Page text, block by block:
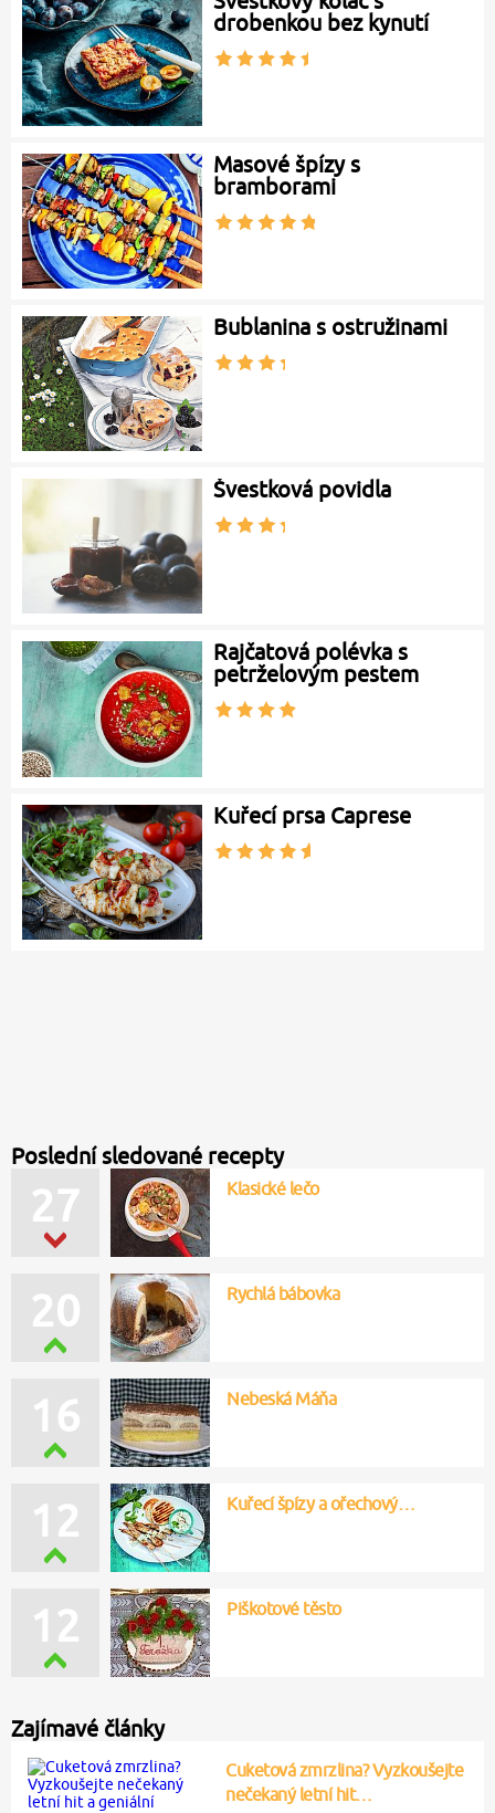
drobenkou bez kynutí
Masové špízy s
bramborami
Bublanina s ostružinami
Švestková povidla
Rajčatová polévka s
petrželovým pestem
Kuřecí prsa Caprese
Poslední sledované recepty
27 Klasické lečo
20 Rychlá bábovka
16 Nebeská Máňa
12 Kuřecí špízy a ořechový…
12 Piškotové těsto
Zajímavé články
Cuketová zmrzlina? Vyzkoušejte
nečekaný letní hit…